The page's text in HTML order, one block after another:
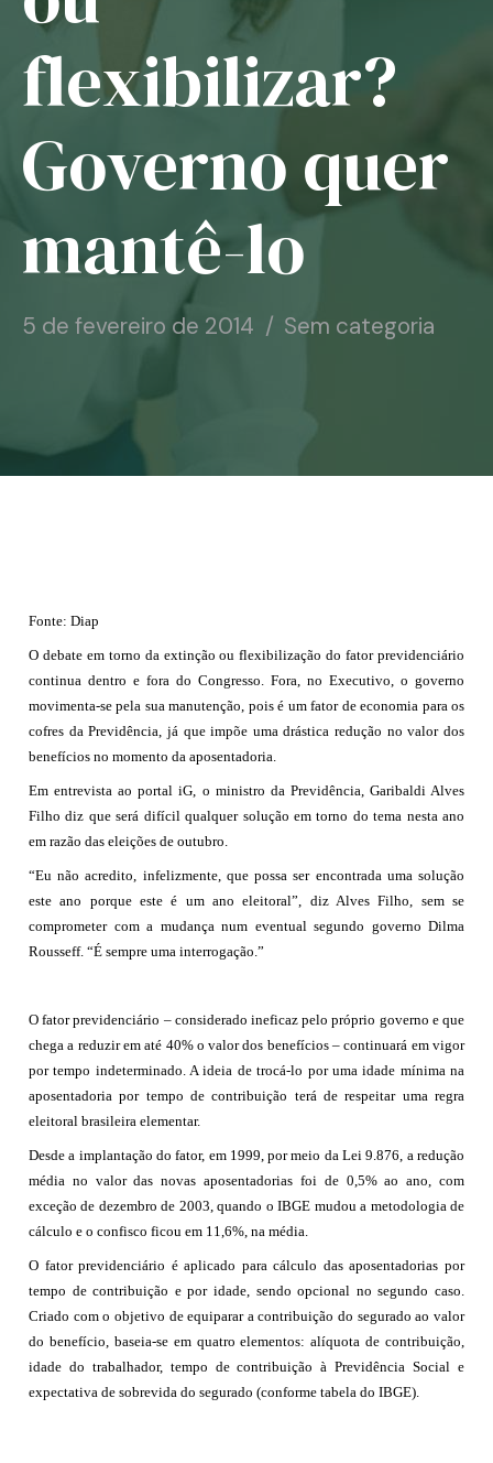
Notícias
Associe-se
flexibilizar?
Governo quer
mantê-lo
5 de fevereiro de 2014 Sem categoria
Fonte: Diap
O debate em torno da extinção ou flexibilização do fator previdenciário
continua dentro e fora do Congresso. Fora, no Executivo, o governo
movimenta-se pela sua manutenção, pois é um fator de economia para os
cofres da Previdência, já que impõe uma drástica redução no valor dos
benefícios no momento da aposentadoria.
Em entrevista ao portal iG, o ministro da Previdência, Garibaldi Alves
Filho diz que será difícil qualquer solução em torno do tema nesta ano
em razão das eleições de outubro.
“Eu não acredito, infelizmente, que possa ser encontrada uma solução
este ano porque este é um ano eleitoral”, diz Alves Filho, sem se
comprometer com a mudança num eventual segundo governo Dilma
Rousseff. “É sempre uma interrogação.”
O fator previdenciário – considerado ineficaz pelo próprio governo e que
chega a reduzir em até 40% o valor dos benefícios – continuará em vigor
por tempo indeterminado. A ideia de trocá-lo por uma idade mínima na
aposentadoria por tempo de contribuição terá de respeitar uma regra
eleitoral brasileira elementar.
Desde a implantação do fator, em 1999, por meio da Lei 9.876, a redução
média no valor das novas aposentadorias foi de 0,5% ao ano, com
exceção de dezembro de 2003, quando o IBGE mudou a metodologia de
cálculo e o confisco ficou em 11,6%, na média.
O fator previdenciário é aplicado para cálculo das aposentadorias por
tempo de contribuição e por idade, sendo opcional no segundo caso.
Criado com o objetivo de equiparar a contribuição do segurado ao valor
do benefício, baseia-se em quatro elementos: alíquota de contribuição,
idade do trabalhador, tempo de contribuição à Previdência Social e
expectativa de sobrevida do segurado (conforme tabela do IBGE).